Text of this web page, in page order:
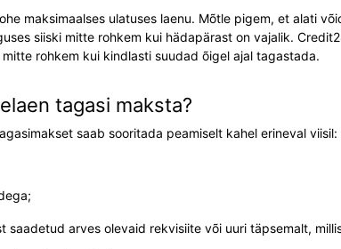
maksimaalses ulatuses laenu. Mõtle pigem, et alati
siiski mitte rohkem kui hädapärast on vajalik.
rohkem kui kindlasti suudad õigel ajal tagastada.
tagasi maksta?
saab sooritada peamiselt kahel erineval viisil:
saadetud arves olevaid rekvisiite või uuri täpsemalt,